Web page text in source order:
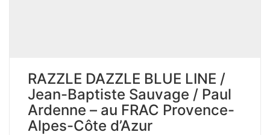
RAZZLE DAZZLE BLUE LINE /
Jean-Baptiste Sauvage / Paul
Ardenne – au FRAC Provence-
Alpes-Côte d’Azur